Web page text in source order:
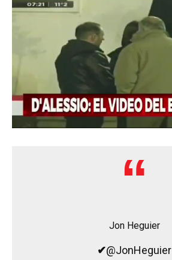
Jon Heguier
✔@JonHeguier